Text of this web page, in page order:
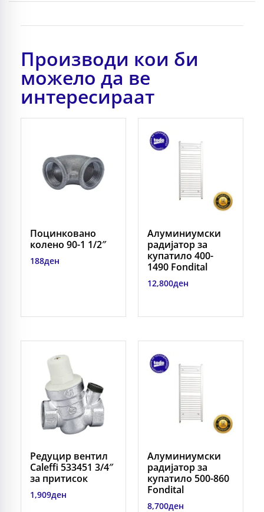
Производи кои би
можело да ве
интересираат
Поцинковано
колено 90-1 1/2″
188ден
Алуминиумски
радијатор за
купатило 400-
1490 Fondital
12,800ден
Редуцир вентил
Caleffi 533451 3/4″
за притисок
1,909ден
Алуминиумски
радијатор за
купатило 500-860
Fondital
8,700ден